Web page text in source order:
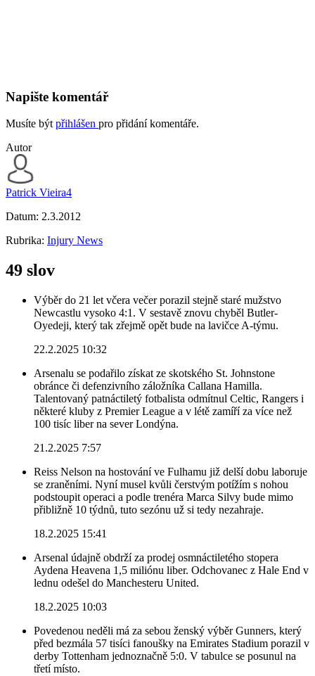
Napište komentář
Musíte být přihlášen pro přidání komentáře.
Autor
Patrick Vieira4
Datum: 2.3.2012
Rubrika: Injury News
49 slov
Výběr do 21 let včera večer porazil stejně staré mužstvo
Newcastlu vysoko 4:1. V sestavě znovu chyběl Butler-
Oyedeji, který tak zřejmě opět bude na lavičce A-týmu.
22.2.2025 10:32
Arsenalu se podařilo získat ze skotského St. Johnstone
obránce či defenzivního záložníka Callana Hamilla.
Talentovaný patnáctiletý fotbalista odmítnul Celtic, Rangers i
některé kluby z Premier League a v létě zamíří za více než
100 tisíc liber na sever Londýna.
21.2.2025 7:57
Reiss Nelson na hostování ve Fulhamu již delší dobu laboruje
se zraněními. Nyní musel kvůli čerstvým potížím s nohou
podstoupit operaci a podle trenéra Marca Silvy bude mimo
přibližně 10 týdnů, tuto sezónu už si tedy nezahraje.
18.2.2025 15:41
Arsenal údajně obdrží za prodej osmnáctiletého stopera
Aydena Heavena 1,5 miliónu liber. Odchovanec z Hale End v
lednu odešel do Manchesteru United.
18.2.2025 10:03
Povedenou neděli má za sebou ženský výběr Gunners, který
před bezmála 57 tisíci fanoušky na Emirates Stadium porazil v
derby Tottenham jednoznačně 5:0. V tabulce se posunul na
třetí místo.